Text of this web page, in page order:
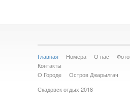
Главная Номера О нас
Контакты
О Городе
Остров Джарылгач
Скадовск отдых 2018